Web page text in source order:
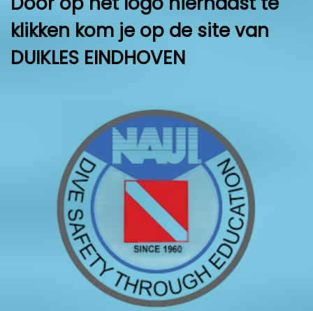
klikken kom je op de site van
DUIKLES EINDHOVEN